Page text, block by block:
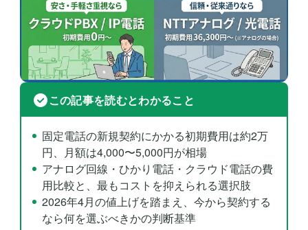
この記事を読むとわかること
固定電話の新規契約にかかる初期費用は約2万
円、月額は4,000〜5,000円が相場
アナログ回線・ひかり電話・クラウド電話の費
用比較と、最もコストを抑えられる選択肢
2026年4月の値上げを踏まえ、今から契約する
なら何を選ぶべきかの判断基準